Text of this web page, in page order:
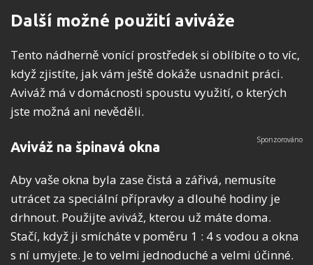
Další možné použití aviváže
Tento nádherně vonící prostředek si oblíbíte o to víc,
když zjistíte, jak vám ještě dokáže usnadnit práci.
Aviváž má v domácnosti spoustu využití, o kterých
jste možná ani nevěděli.
Aviváž na špinavá okna
Aby vaše okna byla zase čistá a zářivá, nemusíte
utrácet za speciální přípravky a dlouhé hodiny je
drhnout. Použijte aviváž, kterou už máte doma.
Stačí, když ji smícháte v poměru 1 : 4 s vodou a okna
s ní umyjete. Je to velmi jednoduché a velmi účinné.